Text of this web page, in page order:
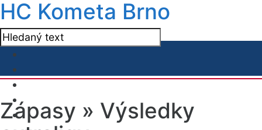
HC Kometa Brno
Zápasy » Výsledky